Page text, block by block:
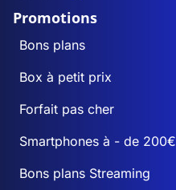
Promotions
Bons plans
Box à petit prix
Forfait pas cher
Smartphones à - de 200€
Bons plans Streaming